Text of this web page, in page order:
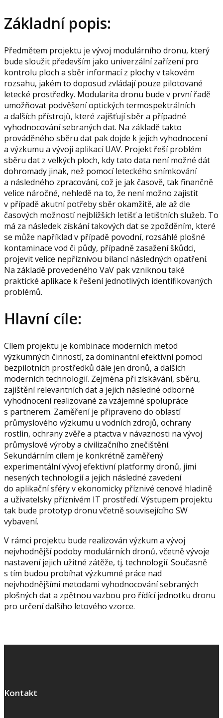
Základní popis:
Předmětem projektu je vývoj modulárního dronu, který
bude sloužit především jako univerzální zařízení pro
kontrolu ploch a sběr informací z plochy v takovém
rozsahu, jakém to doposud zvládají pouze pilotované
letecké prostředky. Modularita dronu bude v první řadě
umožňovat podvěšení optických termospektrálních
a dalších přístrojů, které zajišťují sběr a případné
vyhodnocování sebraných dat. Na základě takto
prováděného sběru dat pak dojde k jejich vyhodnocení
a výzkumu a vývoji aplikací UAV. Projekt řeší problém
sběru dat z velkých ploch, kdy tato data není možné dát
dohromady jinak, než pomocí leteckého snímkování
a následného zpracování, což je jak časově, tak finančně
velice náročné, nehledě na to, že není možno zajistit
v případě akutní potřeby sběr okamžitě, ale až dle
časových možností nejbližších letišť a letištních služeb. To
má za následek získání takových dat se zpožděním, které
se může například v případě povodní, rozsáhlé plošné
kontaminace vod či půdy, případně zasažení škůdci,
projevit velice nepříznivou bilancí následných opatření.
Na základě provedeného VaV pak vzniknou také
praktické aplikace k řešení jednotlivých identifikovaných
problémů.
Hlavní cíle:
Cílem projektu je kombinace moderních metod
výzkumných činností, za dominantní efektivní pomoci
bezpilotních prostředků dále jen dronů, a dalších
moderních technologií. Zejména při získávání, sběru,
zajištění relevantních dat a jejich následné odborné
vyhodnocení realizované za vzájemné spolupráce
s partnerem. Zaměření je připraveno do oblastí
průmyslového výzkumu u vodních zdrojů, ochrany
rostlin, ochrany zvěře a ptactva v návaznosti na vývoj
průmyslové výroby a civilizačního znečištění.
Sekundárním cílem je konkrétně zaměřený
experimentální vývoj efektivní platformy dronů, jimi
nesených technologií a jejich následné zavedení
do aplikační sféry v ekonomicky příznivé cenové hladině
a uživatelsky příznivém IT prostředí. Výstupem projektu
tak bude prototyp dronu včetně souvisejícího SW
vybavení.
V rámci projektu bude realizován výzkum a vývoj
nejvhodnější podoby modulárních dronů, včetně vývoje
nastavení jejich užitné zátěže, tj. technologií. Současně
s tím budou probíhat výzkumné práce nad
nejvhodnějšími metodami vyhodnocování sebraných
plošných dat a zpětnou vazbou pro řídící jednotku dronu
pro určení dalšího letového vzorce.
Kontakt